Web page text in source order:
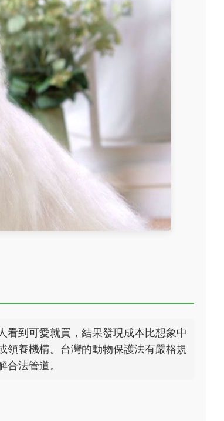
看到可愛就買，結果發現成本比想象中
領養機構。台灣的動物保護法有嚴格規
合法管道。